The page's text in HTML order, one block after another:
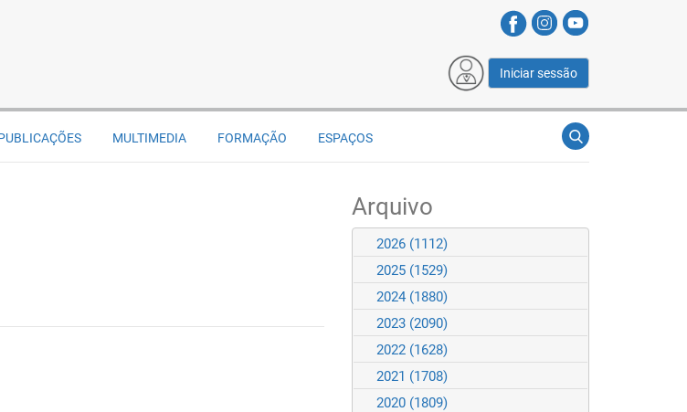
Iniciar sessão
MULTIMEDIA FORMAÇÃO ESPAÇOS
Arquivo
2026 (1112)
2025 (1529)
2024 (1880)
2023 (2090)
2022 (1628)
2021 (1708)
2020 (1809)